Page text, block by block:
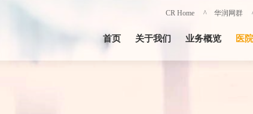
CR Home ^ 华润网群
首页 关于我们 业务概览 医